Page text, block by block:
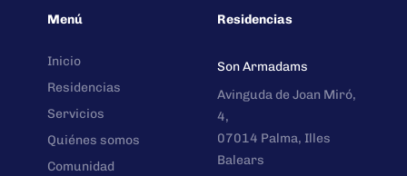
Menú
Inicio
Residencias
Servicios
Quiénes somos
Comunidad
Residencias
Son Armadams
Avinguda de Joan Miró,
4,
07014 Palma, Illes
Balears